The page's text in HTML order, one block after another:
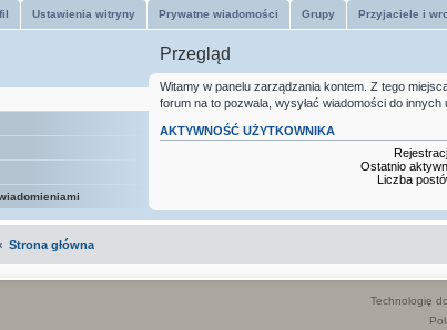
Ustawienia witryny Prywatne wiadomości Grupy Przyjaciele i
Przegląd
Witamy w panelu zarządzania kontem. Z tego
forum na to pozwala, wysyłać wiadomości do
AKTYWNOŚĆ UŻYTKOWNIKA
Ostatnio
Liczba
Strona główna
Technologię